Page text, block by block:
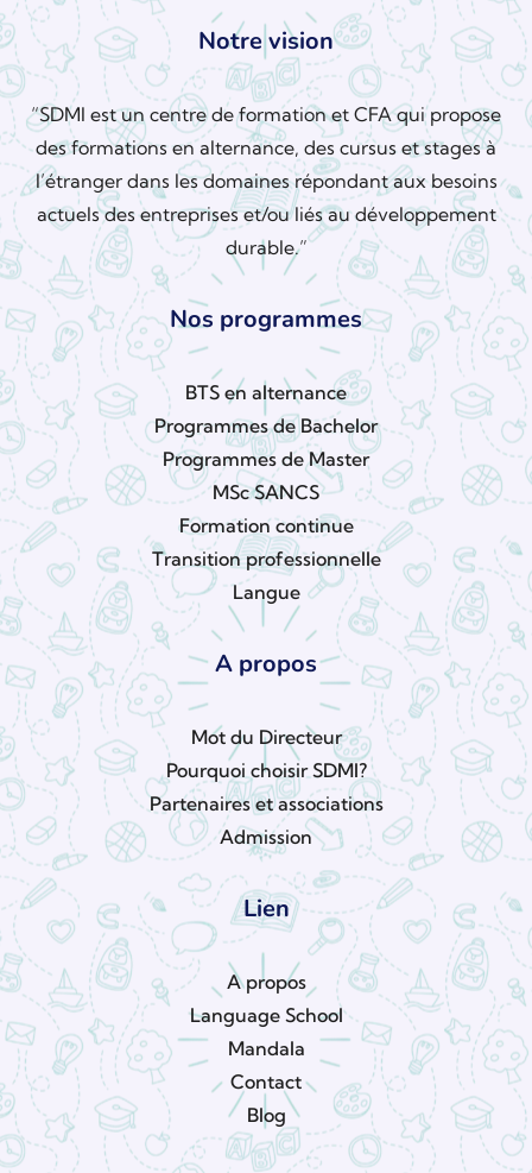
Notre vision
“SDMI est un centre de formation et CFA qui propose
des formations en alternance, des cursus et stages à
l’étranger dans les domaines répondant aux besoins
actuels des entreprises et/ou liés au développement
durable.”
Nos programmes
BTS en alternance
Programmes de Bachelor
Programmes de Master
MSc SANCS
Formation continue
Transition professionnelle
Langue
A propos
Mot du Directeur
Pourquoi choisir SDMI?
Partenaires et associations
Admission
Lien
A propos
Language School
Mandala
Contact
Blog